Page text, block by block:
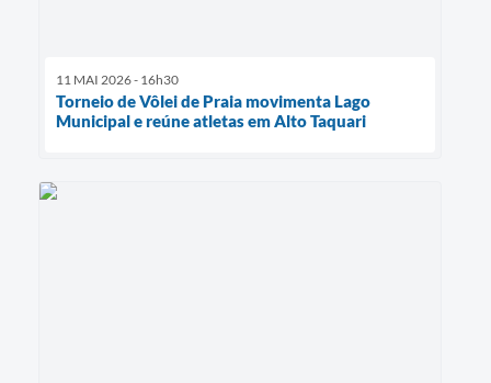
11 MAI 2026 - 16h30
Torneio de Vôlei de Praia movimenta Lago
Municipal e reúne atletas em Alto Taquari